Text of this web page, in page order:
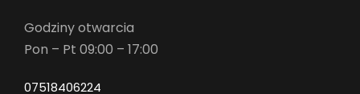
Godziny otwarcia
Pon – Pt 09:00 – 17:00
07518406224